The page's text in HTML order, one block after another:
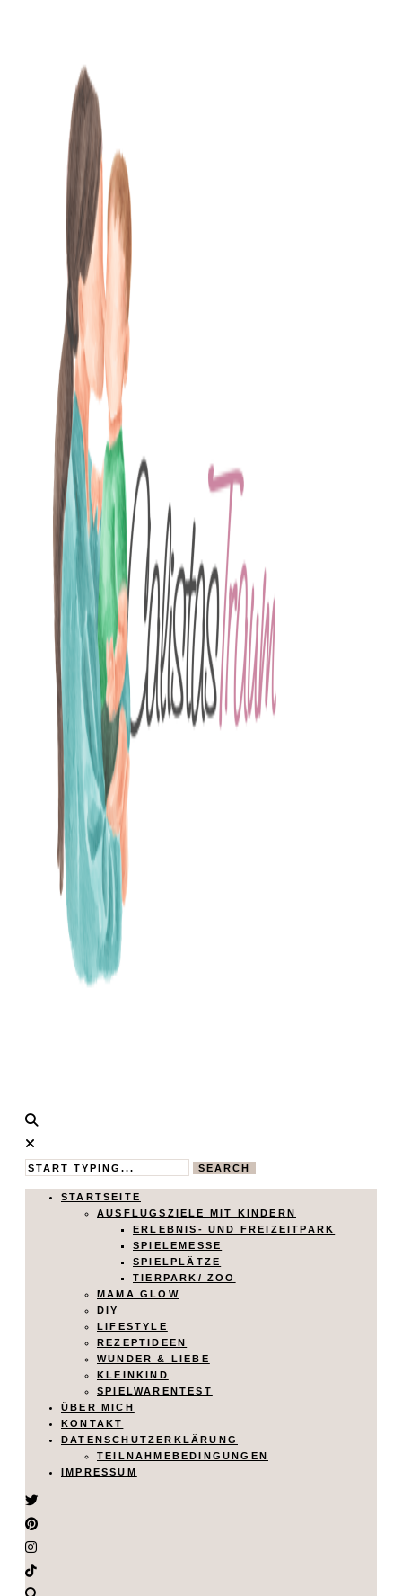
Calistas
Traum
MAMABLOG
SEARCH
STARTSEITE
AUSFLUGSZIELE MIT KINDERN
ERLEBNIS- UND FREIZEITPARK
SPIELEMESSE
SPIELPLÄTZE
TIERPARK/ ZOO
MAMA GLOW
DIY
LIFESTYLE
REZEPTIDEEN
WUNDER & LIEBE
KLEINKIND
SPIELWARENTEST
ÜBER MICH
KONTAKT
DATENSCHUTZERKLÄRUNG
TEILNAHMEBEDINGUNGEN
IMPRESSUM